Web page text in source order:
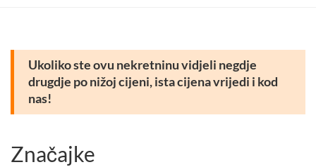
Ukoliko ste ovu nekretninu vidjeli negdje
drugdje po nižoj cijeni, ista cijena vrijedi i kod
nas!
Značajke